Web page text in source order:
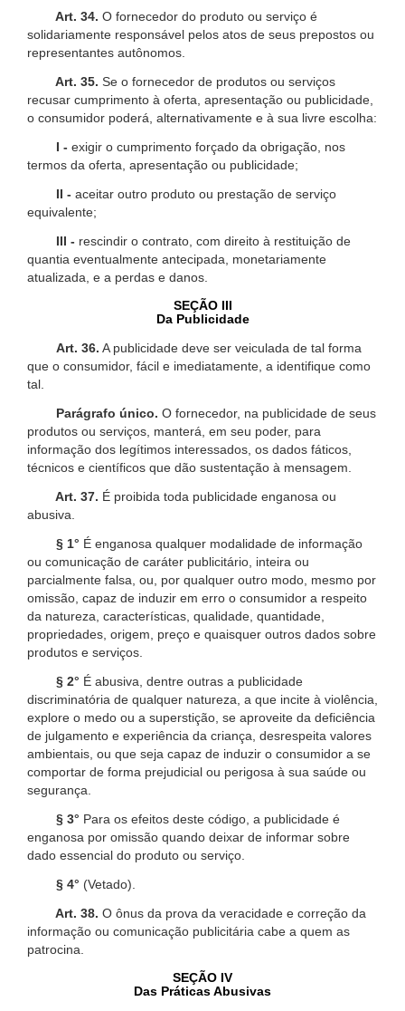
Art. 34. O fornecedor do produto ou serviço é
solidariamente responsável pelos atos de seus prepostos ou
representantes autônomos.
Art. 35. Se o fornecedor de produtos ou serviços
recusar cumprimento à oferta, apresentação ou publicidade,
o consumidor poderá, alternativamente e à sua livre escolha:
I - exigir o cumprimento forçado da obrigação, nos
termos da oferta, apresentação ou publicidade;
II - aceitar outro produto ou prestação de serviço
equivalente;
III - rescindir o contrato, com direito à restituição de
quantia eventualmente antecipada, monetariamente
atualizada, e a perdas e danos.
SEÇÃO III
Da Publicidade
Art. 36. A publicidade deve ser veiculada de tal forma
que o consumidor, fácil e imediatamente, a identifique como
tal.
Parágrafo único. O fornecedor, na publicidade de seus
produtos ou serviços, manterá, em seu poder, para
informação dos legítimos interessados, os dados fáticos,
técnicos e científicos que dão sustentação à mensagem.
Art. 37. É proibida toda publicidade enganosa ou
abusiva.
§ 1° É enganosa qualquer modalidade de informação
ou comunicação de caráter publicitário, inteira ou
parcialmente falsa, ou, por qualquer outro modo, mesmo por
omissão, capaz de induzir em erro o consumidor a respeito
da natureza, características, qualidade, quantidade,
propriedades, origem, preço e quaisquer outros dados sobre
produtos e serviços.
§ 2° É abusiva, dentre outras a publicidade
discriminatória de qualquer natureza, a que incite à violência,
explore o medo ou a superstição, se aproveite da deficiência
de julgamento e experiência da criança, desrespeita valores
ambientais, ou que seja capaz de induzir o consumidor a se
comportar de forma prejudicial ou perigosa à sua saúde ou
segurança.
§ 3° Para os efeitos deste código, a publicidade é
enganosa por omissão quando deixar de informar sobre
dado essencial do produto ou serviço.
§ 4° (Vetado).
Art. 38. O ônus da prova da veracidade e correção da
informação ou comunicação publicitária cabe a quem as
patrocina.
SEÇÃO IV
Das Práticas Abusivas